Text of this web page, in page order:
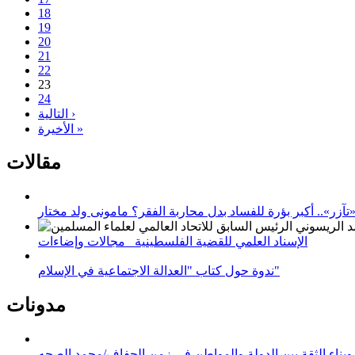
18
19
20
21
22
23
24
التالية ›
الأخيرة »
مقالات
أكبر بؤرة للفساد بدل محاربة الفقر؟ مامونى ولد مختار
الإسناد العلمي للقضية الفلسطينية_ مجالات وإضاءات
ندوة حول كتاب "العدالة الاجتماعية في الإسلام"
مدونات